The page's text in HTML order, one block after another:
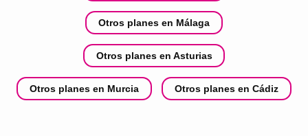
Otros planes en Málaga
Otros planes en Asturias
Otros planes en Murcia Otros planes en Cádiz